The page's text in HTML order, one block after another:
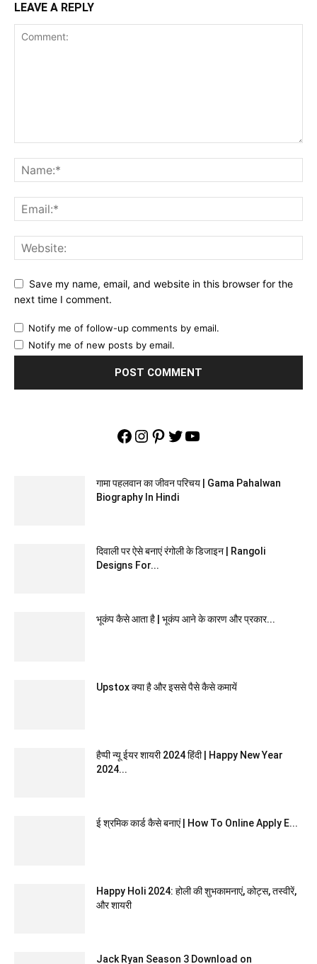
LEAVE A REPLY
Save my name, email, and website in this browser for the
next time I comment.
Notify me of follow-up comments by email.
Notify me of new posts by email.
Facebook
Instagram
Pinterest
Twitter
YouTube
गामा पहलवान का जीवन परिचय | Gama Pahalwan
Biography In Hindi
दिवाली पर ऐसे बनाएं रंगोली के डिजाइन | Rangoli
Designs For...
भूकंप कैसे आता है | भूकंप आने के कारण और प्रकार...
Upstox क्या है और इससे पैसे कैसे कमायें
हैप्पी न्यू ईयर शायरी 2024 हिंदी | Happy New Year
2024...
ई श्रमिक कार्ड कैसे बनाएं | How To Online Apply E...
Happy Holi 2024: होली की शुभकामनाएं, कोट्स, तस्वीरें,
और शायरी
Jack Ryan Season 3 Download on